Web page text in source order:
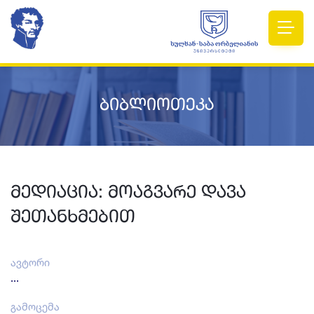
ბიბლიოთეკა
მედიაცია: მოაგვარე დავა
შეთანხმებით
ავტორი
...
გამოცემა